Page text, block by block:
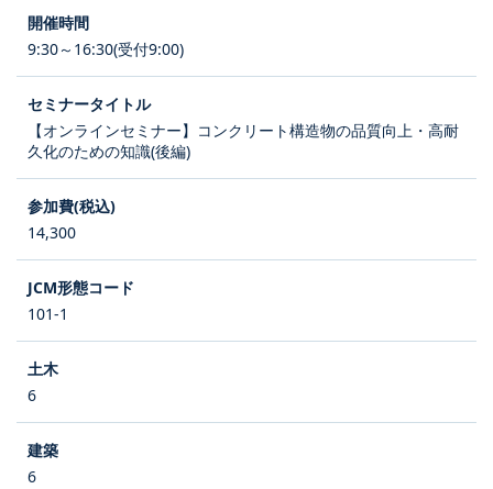
9:30～16:30(受付9:00)
【オンラインセミナー】コンクリート構造物の品質向上・高耐
久化のための知識(後編)
14,300
101-1
6
6